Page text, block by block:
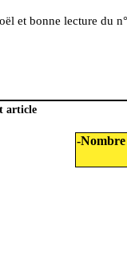
et bonne lecture du
article
-Nombre